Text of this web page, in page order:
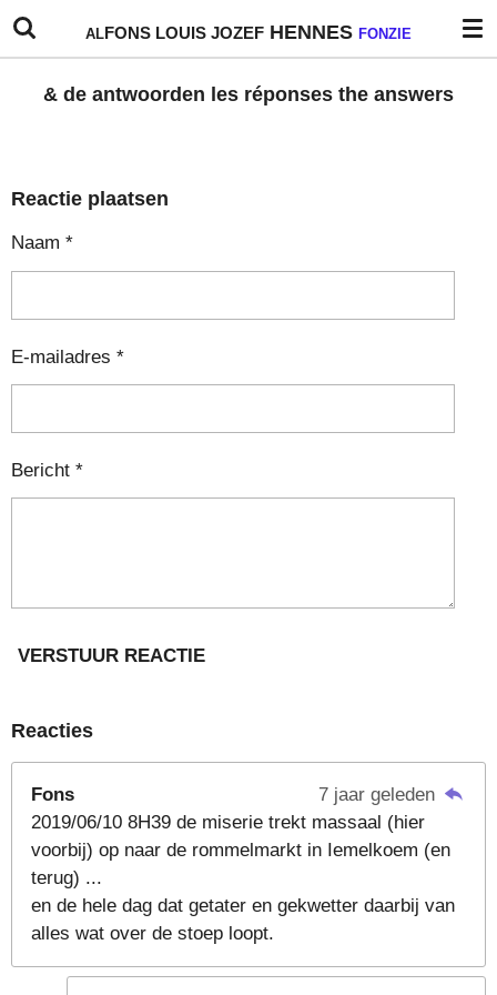
Ga
direct
ALFONS LOUIS JOZEF HENNES FONZIE
& de antwoorden les réponses the answers
Reactie plaatsen
Naam *
E-mailadres *
Bericht *
VERSTUUR REACTIE
Reacties
Fons
7 jaar geleden
2019/06/10 8H39 de miserie trekt massaal (hier
voorbij) op naar de rommelmarkt in Iemelkoem (en
terug) ...
en de hele dag dat getater en gekwetter daarbij van
alles wat over de stoep loopt.